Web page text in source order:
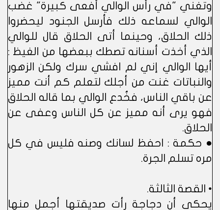
وتغني "في رأس الوالي أفعى كبيرة" غضب
الوالي لسماعه ذلك فأرسل الجنود ليحضروا
ذلك الحلاق، وحينما أتى الحلاق قال للوالي
الذي أخذت أسنانه تصطك ببعضها من الغيظ :
أيها الوالي إني لم افشي سرك ولكن الزهور
والنباتات غنت من أجلك لتعلم كم أنت مميز
عن باقي الناس، فخُدع الوالي بما قاله الحلاق
فهو يرى أنه مميز عن كل الناس وعفى عن
الحلاق.
● حكمة : احفظ لسانك وصنه فليس في كل
مره تسلم الجرة.
• القصة الثالثة.
يحكى أن دجاجة رأت صديقتها أجمل منها